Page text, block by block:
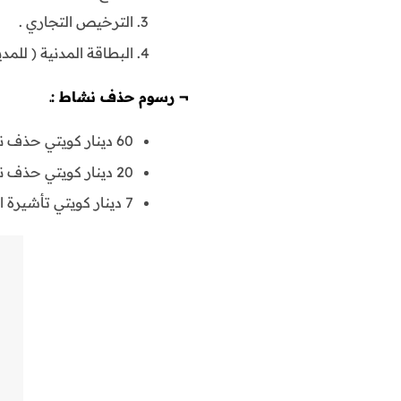
الترخيص التجاري .
البطاقة المدنية (
¬ رسوم حذف نشاط :ـ
60 دينار كويتي حذف نشاط من الترخيص .
20 دينار كويتي حذف نشاط ( من عقد الشركة ) .
7 دينار كويتي تأشيرة السجل التجاري .